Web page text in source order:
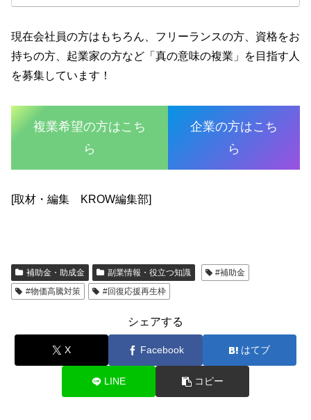
現在会社員の方はもちろん、フリーランスの方、資格をお
持ちの方、起業家の方など「真の意味の複業」を目指す人
を募集しています！
複業希望の方はこち
ら
企業の方はこち
ら
[取材・編集 KROW編集部]
補助金・助成金 副業情報・役立つ知識
#補助金
#物価高騰対策
#回復応援再生枠
シェアする
X Facebook はてブ
LINE コピー